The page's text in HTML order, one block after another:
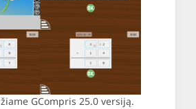
GCompris 25.0 versiją.